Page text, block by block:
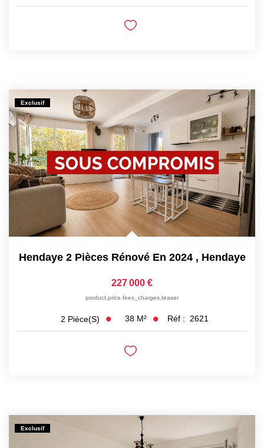
Exclusif
Hendaye 2 Pièces Rénové En 2024 , Hendaye
227 000 €
product.price.fees_charges.teaser
2 Pièce(s) 38 M² Réf : 2621
Exclusif